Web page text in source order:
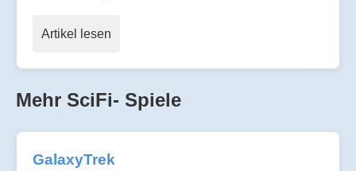
Artikel lesen
Mehr SciFi- Spiele
GalaxyTrek